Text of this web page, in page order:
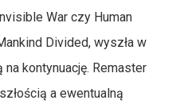
War czy Human
Divided, wyszła w
kontynuację. Remaster
a ewentualną